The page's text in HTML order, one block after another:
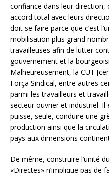
confiance dans leur direction,
accord total avec leurs
doit se faire parce que c’est
mobilisation plus grand
travailleuses afin de lutter
gouvernement et la
Malheureusement, la CUT
Força Sindical, entre autres
parmi les travailleurs et
secteur ouvrier et industriel. Il
puisse, seule, conduire une
production ainsi que la
pays aux dimensions
De même, construire l’unité
«Directes» n’implique pas de